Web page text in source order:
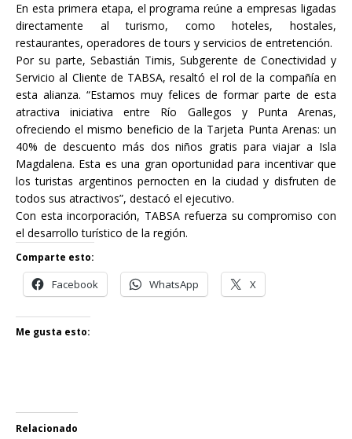
En esta primera etapa, el programa reúne a empresas ligadas
directamente al turismo, como hoteles, hostales,
restaurantes, operadores de tours y servicios de entretención.
Por su parte, Sebastián Timis, Subgerente de Conectividad y
Servicio al Cliente de TABSA, resaltó el rol de la compañía en
esta alianza. “Estamos muy felices de formar parte de esta
atractiva iniciativa entre Río Gallegos y Punta Arenas,
ofreciendo el mismo beneficio de la Tarjeta Punta Arenas: un
40% de descuento más dos niños gratis para viajar a Isla
Magdalena. Esta es una gran oportunidad para incentivar que
los turistas argentinos pernocten en la ciudad y disfruten de
todos sus atractivos”, destacó el ejecutivo.
Con esta incorporación, TABSA refuerza su compromiso con
el desarrollo turístico de la región.
Comparte esto:
Facebook WhatsApp X
Me gusta esto:
Relacionado